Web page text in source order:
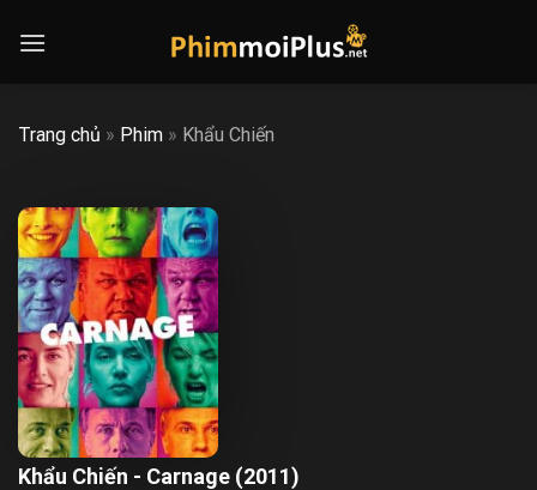
Trang chủ » Phim » Khẩu Chiến
Khẩu Chiến - Carnage (2011)